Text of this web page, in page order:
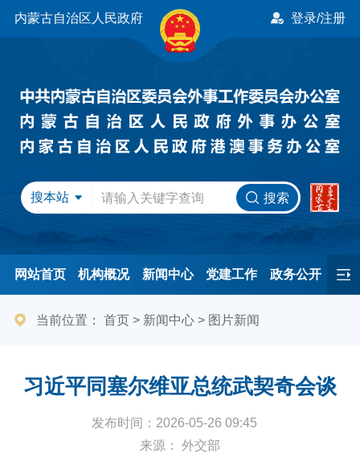
内蒙古自治区人民政府 登录/注册
搜本站 搜索
网站首页 机构概况 新闻中心 党建工作 政务公开
办事服务 民间友好 港澳事务 互动交流
当前位置： 首页> 新闻中心> 图片新闻
习近平同塞尔维亚总统武契奇会谈
发布时间：2026-05-26 09:45
来源： 外交部